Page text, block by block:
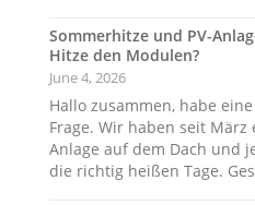
Sommerhitze und PV-
Hitze den Modulen?
June 4, 2026
Hallo zusammen, habe
Frage. Wir haben seit März
Anlage auf dem Dach und
die richtig heißen Tage.